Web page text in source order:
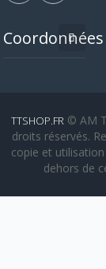
Coordonnées
TTSHOP.FR © AM
droits réservés.
copie et
dehors de